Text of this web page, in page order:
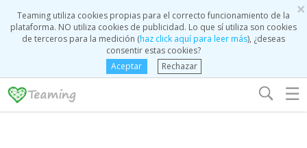
×
Teaming utiliza cookies propias para el correcto funcionamiento de la
plataforma. NO utiliza cookies de publicidad. Lo que sí utiliza son cookies
de terceros para la medición (haz click aquí para leer más), ¿deseas
consentir estas cookies?
Aceptar
Rechazar
☰